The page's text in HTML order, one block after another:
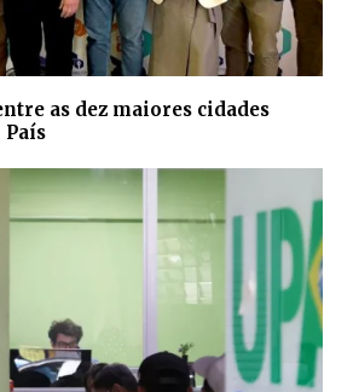
as dez maiores cidades